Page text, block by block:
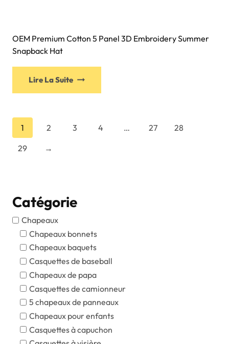
OEM Premium Cotton 5 Panel 3D Embroidery Summer
Snapback Hat
Lire La Suite
1 2 3 4 … 27
28
29
→
Catégorie
Chapeaux
Chapeaux bonnets
Chapeaux baquets
Casquettes de baseball
Chapeaux de papa
Casquettes de camionneur
5 chapeaux de panneaux
Chapeaux pour enfants
Casquettes à capuchon